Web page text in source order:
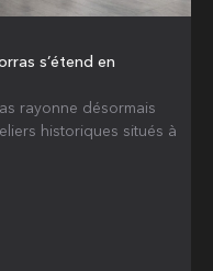
s’étend en
rayonne désormais
historiques situés à